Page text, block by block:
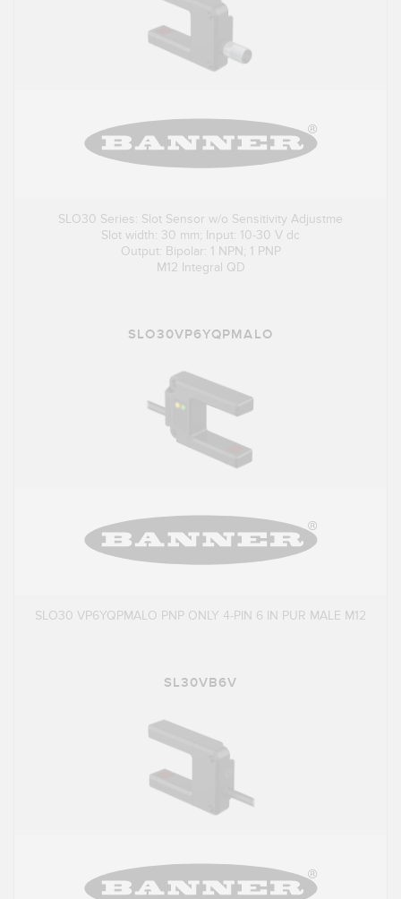
SLO30 Series: Slot Sensor w/o Sensitivity Adjustme
Slot width: 30 mm; Input: 10-30 V dc
Output: Bipolar: 1 NPN; 1 PNP
M12 Integral QD
SLO30VP6YQPMALO
SLO30 VP6YQPMALO PNP ONLY 4-PIN 6 IN PUR MALE M12
SL30VB6V